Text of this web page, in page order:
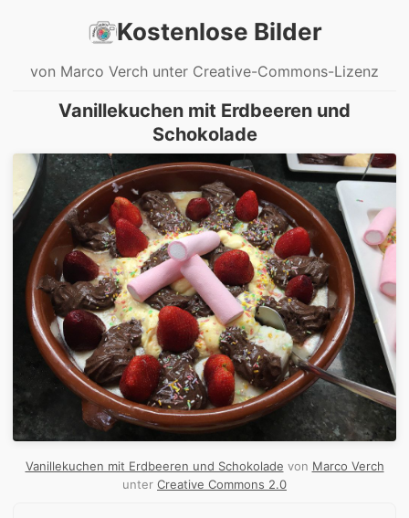
Kostenlose Bilder
von Marco Verch unter Creative-Commons-Lizenz
Vanillekuchen mit Erdbeeren und
Schokolade
Vanillekuchen mit Erdbeeren und Schokolade von Marco Verch
unter Creative Commons 2.0